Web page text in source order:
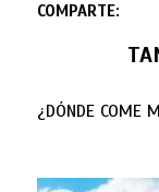
COMPARTE:
¿DÓNDE COME